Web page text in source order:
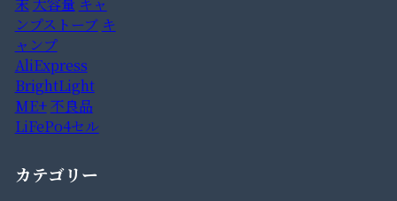
ンプストーブ キ
ャンプ
AliExpress
BrightLight
ME+不良品
LiFePo4セル
カテゴリー